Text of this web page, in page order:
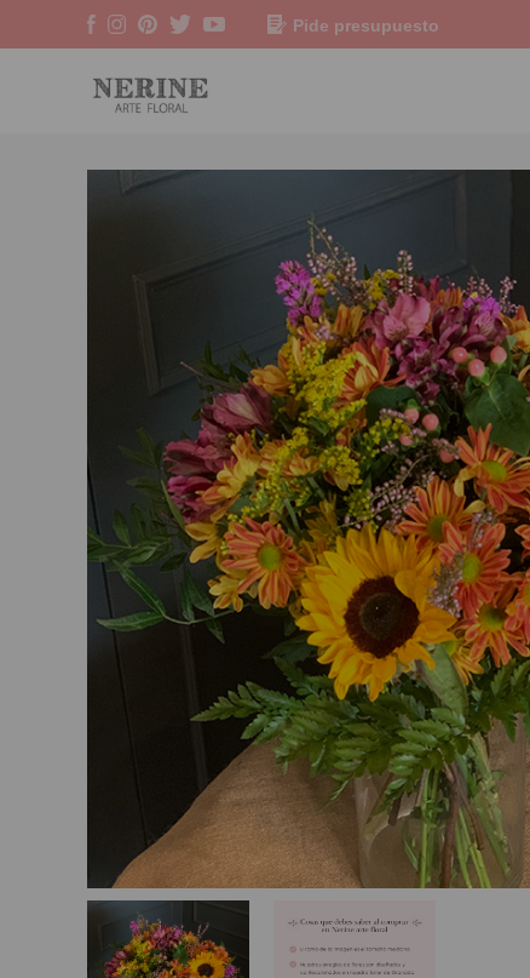
Pide presupuesto